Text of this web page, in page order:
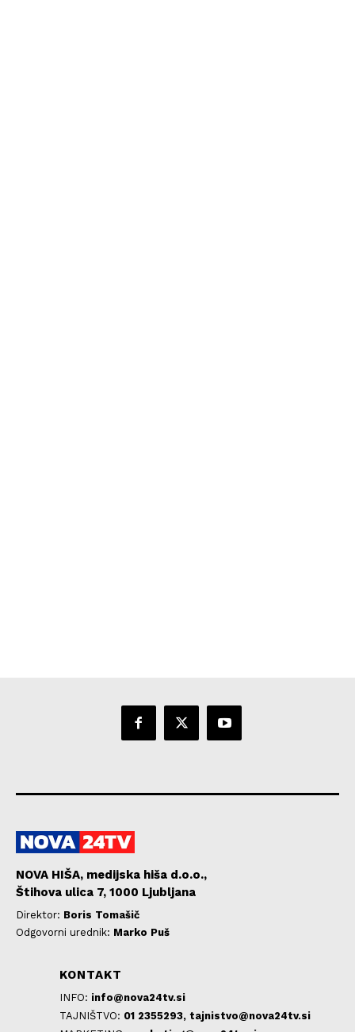
NOVA HIŠA, medijska hiša d.o.o.,
Štihova ulica 7, 1000 Ljubljana
Direktor: Boris Tomašič
Odgovorni urednik: Marko Puš
KONTAKT
INFO: info@nova24tv.si
TAJNIŠTVO: 01 2355293, tajnistvo@nova24tv.si